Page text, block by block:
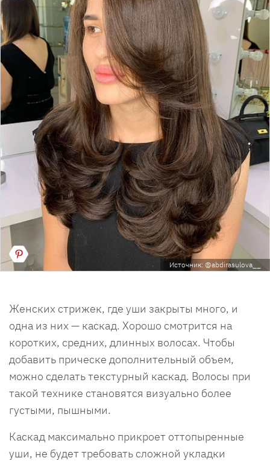
Источник: @abdirasulova__
Женских стрижек, где уши закрыты много, и
одна из них — каскад. Хорошо смотрится на
коротких, средних, длинных волосах. Чтобы
добавить прическе дополнительный объем,
можно сделать текстурный каскад. Волосы при
такой технике становятся визуально более
густыми, пышными.
Каскад максимально прикроет оттопыренные
уши, не будет требовать сложной укладки